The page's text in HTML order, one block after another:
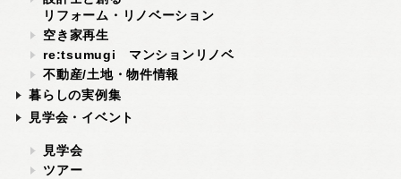
リフォーム・リノベーション
空き家再生
re:tsumugi マンションリノベ
不動産/土地・物件情報
暮らしの実例集
見学会・イベント
見学会
ツアー